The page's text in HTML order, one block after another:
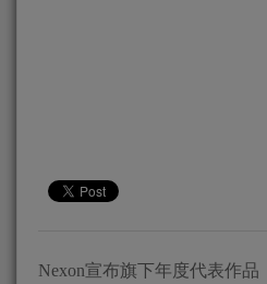
Nexon宣布旗下年度代表作